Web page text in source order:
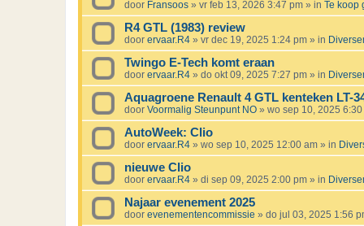
door Fransoos » vr feb 13, 2026 3:47 pm » in Te koop
R4 GTL (1983) review
door ervaar.R4 » vr dec 19, 2025 1:24 pm » in
Twingo E-Tech komt eraan
door ervaar.R4 » do okt 09, 2025 7:27 pm » in
Aquagroene Renault 4 GTL kenteken LT-
door Voormalig Steunpunt NO » wo sep 10, 2025 6:30
AutoWeek: Clio
door ervaar.R4 » wo sep 10, 2025 12:00 am » in
nieuwe Clio
door ervaar.R4 » di sep 09, 2025 2:00 pm » in
Najaar evenement 2025
door evenementencommissie » do jul 03, 2025 1:56